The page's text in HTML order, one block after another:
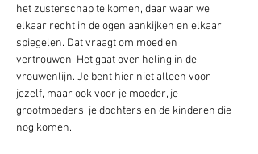
het zusterschap te komen, daar waar we
elkaar recht in de ogen aankijken en elkaar
spiegelen. Dat vraagt om moed en
vertrouwen. Het gaat over heling in de
vrouwenlijn. Je bent hier niet alleen voor
jezelf, maar ook voor je moeder, je
grootmoeders, je dochters en de kinderen die
nog komen.